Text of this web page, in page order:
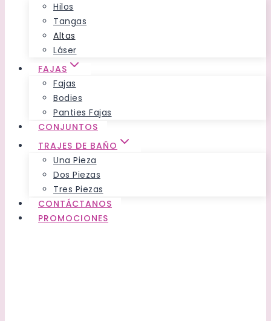
Hilos
Tangas
Altas
Láser
FAJAS
Fajas
Bodies
Panties Fajas
CONJUNTOS
TRAJES DE BAÑO
Una Pieza
Dos Piezas
Tres Piezas
CONTÁCTANOS
PROMOCIONES